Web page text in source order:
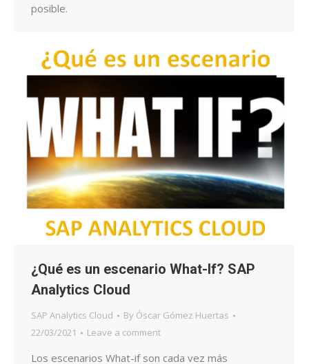
posible.
¿Qué es un escenario What-If? SAP
Analytics Cloud
SAP Analytics Cloud By Óscar Gómez Huertas
22/03/2021
Leave a comment
Los escenarios What-if son cada vez más